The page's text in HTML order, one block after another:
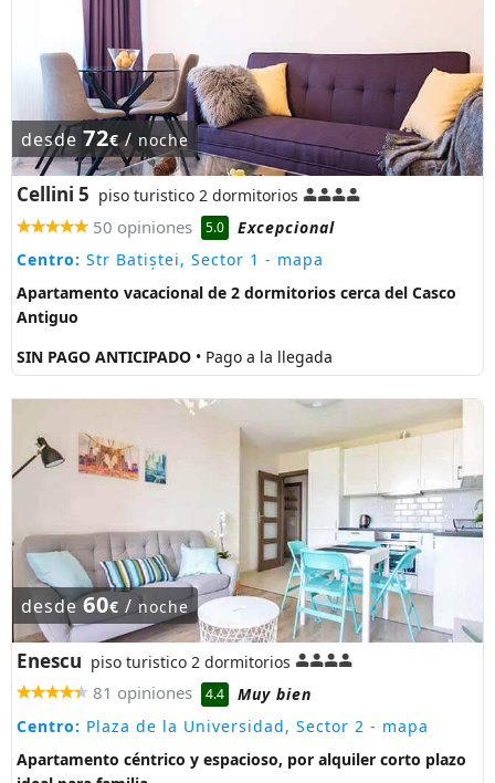
desde 72€/ noche
Cellini 5 piso turistico 2 dormitorios
50 opiniones 5.0
Excepcional
Centro: Str Batiștei, Sector 1 - mapa
Apartamento vacacional de 2 dormitorios cerca del Casco
Antiguo
SIN PAGO ANTICIPADO • Pago a la llegada
desde60€ /noche
Enescu piso turistico 2 dormitorios
81 opiniones 4.4
Muy bien
Centro: Plaza de la Universidad, Sector 2 - mapa
Apartamento céntrico y espacioso, por alquiler corto plazo